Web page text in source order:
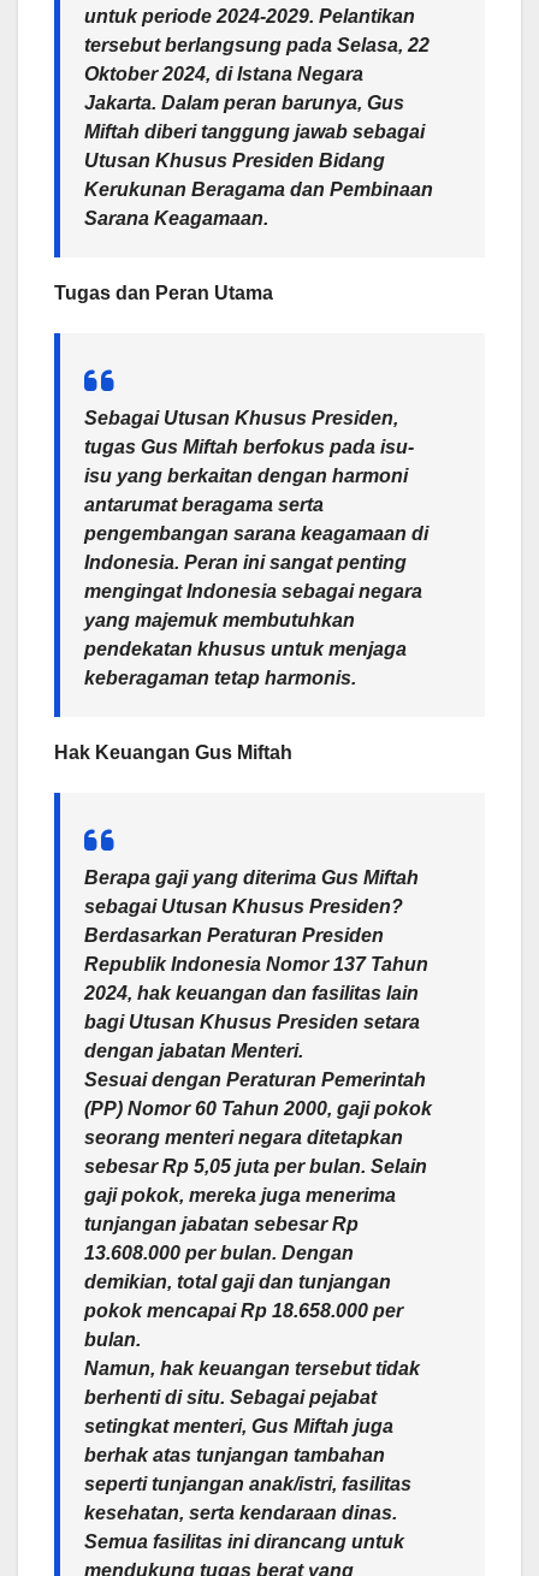
untuk periode 2024-2029. Pelantikan
tersebut berlangsung pada Selasa, 22
Oktober 2024, di Istana Negara
Jakarta. Dalam peran barunya, Gus
Miftah diberi tanggung jawab sebagai
Utusan Khusus Presiden Bidang
Kerukunan Beragama dan Pembinaan
Sarana Keagamaan.
Tugas dan Peran Utama
Sebagai Utusan Khusus Presiden,
tugas Gus Miftah berfokus pada isu-
isu yang berkaitan dengan harmoni
antarumat beragama serta
pengembangan sarana keagamaan di
Indonesia. Peran ini sangat penting
mengingat Indonesia sebagai negara
yang majemuk membutuhkan
pendekatan khusus untuk menjaga
keberagaman tetap harmonis.
Hak Keuangan Gus Miftah
Berapa gaji yang diterima Gus Miftah
sebagai Utusan Khusus Presiden?
Berdasarkan Peraturan Presiden
Republik Indonesia Nomor 137 Tahun
2024, hak keuangan dan fasilitas lain
bagi Utusan Khusus Presiden setara
dengan jabatan Menteri.
Sesuai dengan Peraturan Pemerintah
(PP) Nomor 60 Tahun 2000, gaji pokok
seorang menteri negara ditetapkan
sebesar Rp 5,05 juta per bulan. Selain
gaji pokok, mereka juga menerima
tunjangan jabatan sebesar Rp
13.608.000 per bulan. Dengan
demikian, total gaji dan tunjangan
pokok mencapai Rp 18.658.000 per
bulan.
Namun, hak keuangan tersebut tidak
berhenti di situ. Sebagai pejabat
setingkat menteri, Gus Miftah juga
berhak atas tunjangan tambahan
seperti tunjangan anak/istri, fasilitas
kesehatan, serta kendaraan dinas.
Semua fasilitas ini dirancang untuk
mendukung tugas berat yang